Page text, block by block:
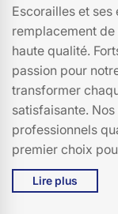
Escorailles et
remplacement
haute qualité.
passion pour
transformer
satisfaisante.
professionnels
premier choix
nos installations.
solution pour
Lire plus